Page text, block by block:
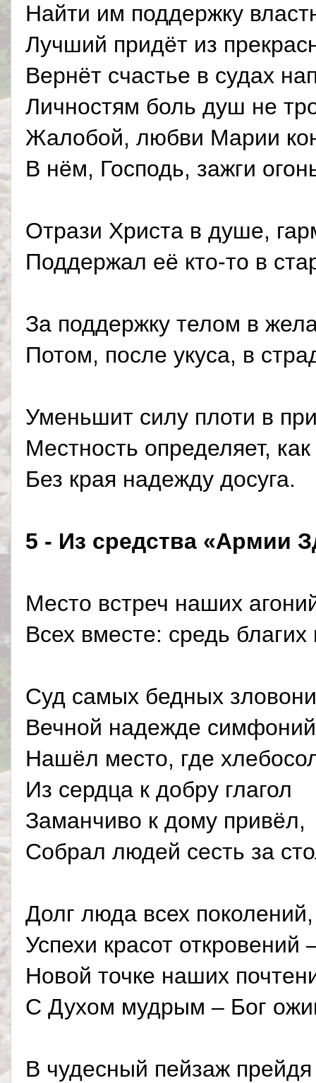
Найти им поддержку
Лучший придёт из
Вернёт счастье в судах
Личностям боль душ не
Жалобой, любви Марии
В нём, Господь, зажги
Отрази Христа в душе,
Поддержал её кто-то в
За поддержку телом в
Потом, после укуса, в
Уменьшит силу плоти в
Местность определяет, как
Без края надежду досуга.
5 - Из средства «Армии
Место встреч наших
Всех вместе: средь благих
Суд самых бедных
Вечной надежде
Нашёл место, где
Из сердца к добру глагол
Заманчиво к дому привёл,
Собрал людей сесть за
Долг люда всех поколений,
Успехи красот откровений
Новой точке наших
С Духом мудрым – Бог
В чудесный пейзаж